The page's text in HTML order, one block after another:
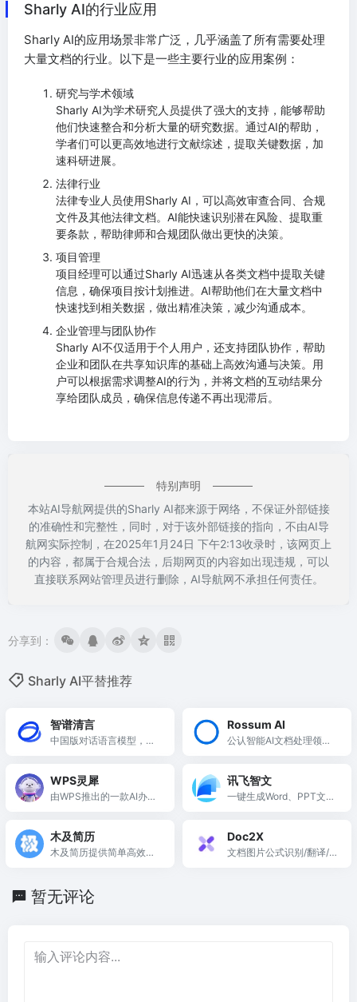
Sharly AI的行业应用
Sharly AI的应用场景非常广泛，几乎涵盖了所有需要处理
大量文档的行业。以下是一些主要行业的应用案例：
研究与学术领域
Sharly AI为学术研究人员提供了强大的支持，能够帮助
他们快速整合和分析大量的研究数据。通过AI的帮助，
学者们可以更高效地进行文献综述，提取关键数据，加
速科研进展。
法律行业
法律专业人员使用Sharly AI，可以高效审查合同、合规
文件及其他法律文档。AI能快速识别潜在风险、提取重
要条款，帮助律师和合规团队做出更快的决策。
项目管理
项目经理可以通过Sharly AI迅速从各类文档中提取关键
信息，确保项目按计划推进。AI帮助他们在大量文档中
快速找到相关数据，做出精准决策，减少沟通成本。
企业管理与团队协作
Sharly AI不仅适用于个人用户，还支持团队协作，帮助
企业和团队在共享知识库的基础上高效沟通与决策。用
户可以根据需求调整AI的行为，并将文档的互动结果分
享给团队成员，确保信息传递不再出现滞后。
特别声明
本站AI导航网提供的Sharly AI都来源于网络，不保证外部链接
的准确性和完整性，同时，对于该外部链接的指向，不由AI导
航网实际控制，在2025年1月24日 下午2:13收录时，该网页上
的内容，都属于合规合法，后期网页的内容如出现违规，可以
直接联系网站管理员进行删除，AI导航网不承担任何责任。
分享到：
Sharly AI平替推荐
智谱清言
中国版对话语言模型，与
Rossum AI
公认智能AI文档处理领域
WPS灵犀
由WPS推出的一款AI办公
讯飞智文
一键生成Word、PPT文
木及简历
木及简历提供简单高效的
机会。
Doc2X
文档图片公式识别/翻译/
暂无评论